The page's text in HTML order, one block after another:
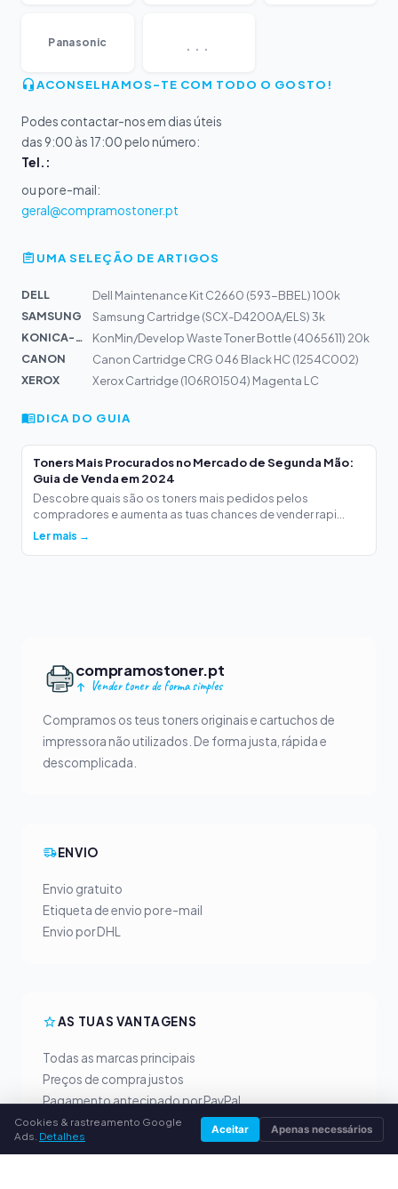
Panasonic
ACONSELHAMOS-TE COM TODO O GOSTO!
Podes contactar-nos em dias úteis
das 9:00 às 17:00 pelo número:
Tel.:
ou por e-mail:
geral@compramostoner.pt
UMA SELEÇÃO DE ARTIGOS
DELL
Dell Maintenance Kit C2660 (593-BBEL) 100k
SAMSUNG
Samsung Cartridge (SCX-D4200A/ELS) 3k
KONICA-MIN...
KonMin/Develop Waste Toner Bottle (4065611) 20k
CANON
Canon Cartridge CRG 046 Black HC (1254C002)
XEROX
Xerox Cartridge (106R01504) Magenta LC
DICA DO GUIA
Toners Mais Procurados no Mercado de Segunda Mão:
Guia de Venda em 2024
Descobre quais são os toners mais pedidos pelos
compradores e aumenta as tuas chances de vender rapi...
Ler mais →
compramostoner.pt
Vender toner de forma simples
Compramos os teus toners originais e cartuchos de
impressora não utilizados. De forma justa, rápida e
descomplicada.
ENVIO
Envio gratuito
Etiqueta de envio por e-mail
Envio por DHL
AS TUAS VANTAGENS
Todas as marcas principais
Preços de compra justos
Pagamento antecipado por PayPal
Aconselhamento personalizado
Cookies & rastreamento Google
Ads. Detalhes Aceitar Apenas necessários